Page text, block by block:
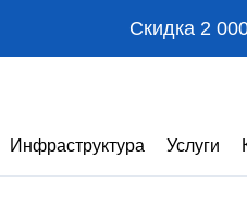
Скидка 2
Инфраструктура Услуги